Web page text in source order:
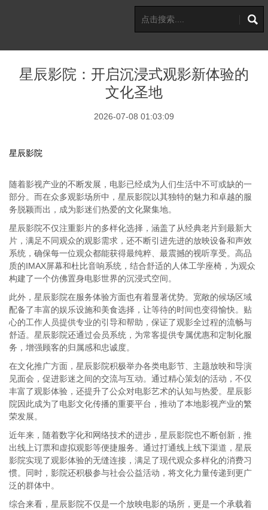
星辰影院：开启沉浸式观影新体验的
文化圣地
2026-07-08 01:03:09
星辰影院
随着影视产业的不断发展，电影已经成为人们生活中不可或缺的一
部分。而在众多观影场所中，星辰影院以其独特的魅力和卓越的服
务脱颖而出，成为影迷们热爱的文化聚集地。
星辰影院不仅注重影片的多样化选择，涵盖了从经典老片到最新大
片，满足不同观众的观影需求，还不断引进先进的放映设备和声效
系统，确保每一位观众都能获得最纯粹、最震撼的视听享受。高品
质的IMAX屏幕和杜比音响系统，结合舒适的人体工学座椅，为观众
构建了一个仿佛置身电影世界的沉浸式空间。
此外，星辰影院在服务体验方面也有着显著优势。宽敞的候场区域
配备了丰富的娱乐设施和美食选择，让等待的时间也变得愉快。贴
心的工作人员提供专业的引导和帮助，保证了观影全过程的流畅与
舒适。星辰影院还通过会员系统，为常客提供专属优惠和定制化服
务，增强顾客的归属感和忠诚度。
在文化推广方面，星辰影院积极举办各类电影节、主题放映和导演
见面会，促进影迷之间的交流与互动。通过精心策划的活动，不仅
丰富了观影体验，还提升了公众对电影艺术的认知与热爱。星辰影
院因此成为了电影文化传播的重要平台，推动了本地影视产业的繁
荣发展。
近年来，随着数字化和网络技术的进步，星辰影院也不断创新，推
出线上订票和虚拟观影等便捷服务。通过打通线上线下渠道，星辰
影院实现了观影体验的无缝连接，满足了现代观众多样化的消费习
惯。同时，影院还积极参与社会公益活动，将文化力量传递到更广
泛的群体中。
综合来看，星辰影院不仅是一个放映电影的场所，更是一个承载着